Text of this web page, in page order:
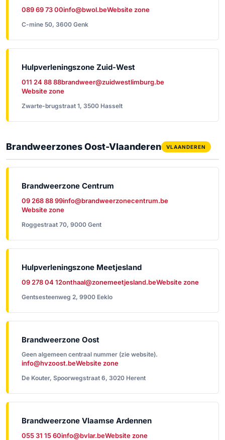
089 69 73 00info@bwol.beWebsite zone
C-mine 50, 3600 Genk
Hulpverleningszone Zuid-West
011 24 88 88brandweer@zuidwestlimburg.be
Website zone
Zwarte-brugstraat 1, 3500 Hasselt
Brandweerzones Oost-Vlaanderen VLAANDEREN
Brandweerzone Centrum
09 268 88 99info@brandweerzonecentrum.be
Website zone
Roggestraat 70, 9000 Gent
Hulpverleningszone Meetjesland
09 278 04 12onthaal@zonemeetjesland.beWebsite zone
Gentsesteenweg 2, 9900 Eeklo
Brandweerzone Oost
Geen algemeen centraal nummer (zie website).
info@hvzoost.beWebsite zone
De Kouter, Spoorwegstraat 6, 3020 Herent
Brandweerzone Vlaamse Ardennen
055 31 15 60info@bvlar.beWebsite zone